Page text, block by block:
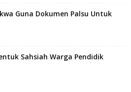
Guna Dokumen Palsu Untuk
Sahsiah Warga Pendidik